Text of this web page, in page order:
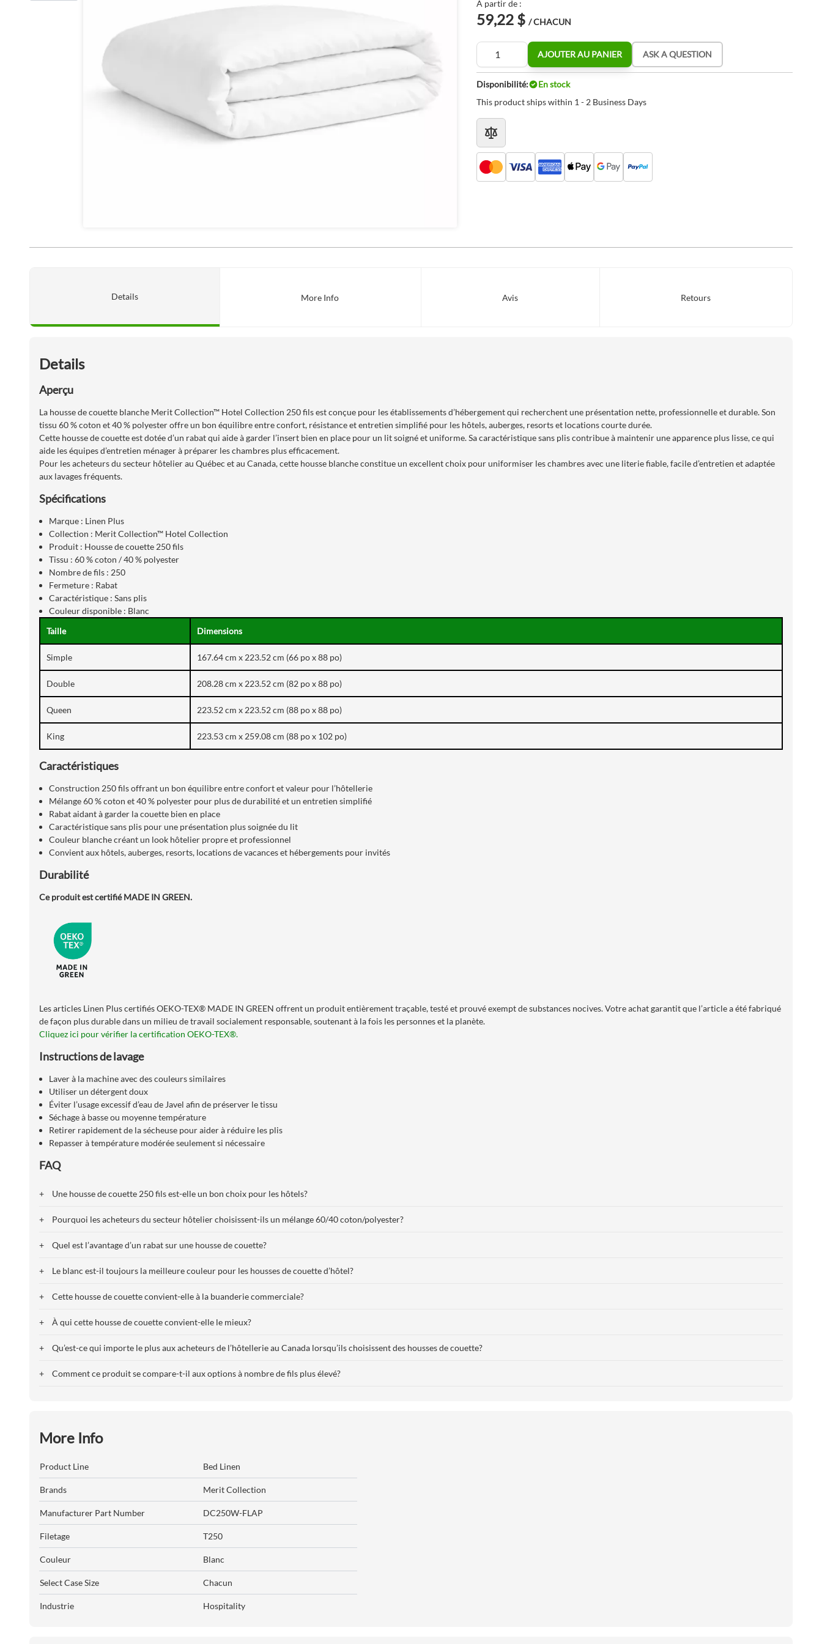
À partir de :
59,22 $ / CHACUN
Quantité
AJOUTER AU PANIER ASK A QUESTION
Disponibilité:
En stock
This product ships within 1 - 2 Business Days
Details More Info Avis Retours
Details
Aperçu
La housse de couette blanche Merit Collection™ Hotel Collection 250 fils est conçue pour les établissements d’hébergement qui recherchent une présentation nette, professionnelle et durable. Son
tissu 60 % coton et 40 % polyester offre un bon équilibre entre confort, résistance et entretien simplifié pour les hôtels, auberges, resorts et locations courte durée.
Cette housse de couette est dotée d’un rabat qui aide à garder l’insert bien en place pour un lit soigné et uniforme. Sa caractéristique sans plis contribue à maintenir une apparence plus lisse, ce qui
aide les équipes d’entretien ménager à préparer les chambres plus efficacement.
Pour les acheteurs du secteur hôtelier au Québec et au Canada, cette housse blanche constitue un excellent choix pour uniformiser les chambres avec une literie fiable, facile d’entretien et adaptée
aux lavages fréquents.
Spécifications
Marque : Linen Plus
Collection : Merit Collection™ Hotel Collection
Produit : Housse de couette 250 fils
Tissu : 60 % coton / 40 % polyester
Nombre de fils : 250
Fermeture : Rabat
Caractéristique : Sans plis
Couleur disponible : Blanc
Taille
Dimensions
Simple 167.64 cm x 223.52 cm (66 po x 88 po)
Double 208.28 cm x 223.52 cm (82 po x 88 po)
Queen 223.52 cm x 223.52 cm (88 po x 88 po)
King 223.53 cm x 259.08 cm (88 po x 102 po)
Caractéristiques
Construction 250 fils offrant un bon équilibre entre confort et valeur pour l’hôtellerie
Mélange 60 % coton et 40 % polyester pour plus de durabilité et un entretien simplifié
Rabat aidant à garder la couette bien en place
Caractéristique sans plis pour une présentation plus soignée du lit
Couleur blanche créant un look hôtelier propre et professionnel
Convient aux hôtels, auberges, resorts, locations de vacances et hébergements pour invités
Durabilité
Ce produit est certifié MADE IN GREEN.
Les articles Linen Plus certifiés OEKO-TEX® MADE IN GREEN offrent un produit entièrement traçable, testé et prouvé exempt de substances nocives. Votre achat garantit que l’article a été fabriqué
de façon plus durable dans un milieu de travail socialement responsable, soutenant à la fois les personnes et la planète.
Cliquez ici pour vérifier la certification OEKO-TEX®.
Instructions de lavage
Laver à la machine avec des couleurs similaires
Utiliser un détergent doux
Éviter l’usage excessif d’eau de Javel afin de préserver le tissu
Séchage à basse ou moyenne température
Retirer rapidement de la sécheuse pour aider à réduire les plis
Repasser à température modérée seulement si nécessaire
FAQ
+ Une housse de couette 250 fils est-elle un bon choix pour les hôtels?
+ Pourquoi les acheteurs du secteur hôtelier choisissent-ils un mélange 60/40 coton/polyester?
+ Quel est l’avantage d’un rabat sur une housse de couette?
+ Le blanc est-il toujours la meilleure couleur pour les housses de couette d’hôtel?
+ Cette housse de couette convient-elle à la buanderie commerciale?
+ À qui cette housse de couette convient-elle le mieux?
+ Qu’est-ce qui importe le plus aux acheteurs de l’hôtellerie au Canada lorsqu’ils choisissent des housses de couette?
+ Comment ce produit se compare-t-il aux options à nombre de fils plus élevé?
More Info
Product Line Bed Linen
Brands Merit Collection
Manufacturer Part Number DC250W-FLAP
Filetage T250
Couleur Blanc
Select Case Size Chacun
Industrie Hospitality